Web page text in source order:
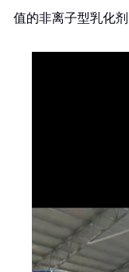
值的非离子型乳化